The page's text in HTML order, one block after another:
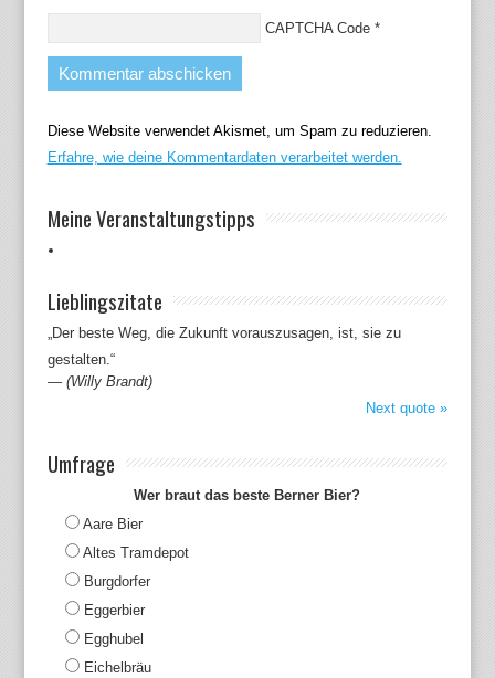
CAPTCHA Code*
Diese Website verwendet Akismet, um Spam zu reduzieren.
Erfahre, wie deine Kommentardaten verarbeitet werden.
Meine Veranstaltungstipps
Lieblingszitate
„Der beste Weg, die Zukunft vorauszusagen, ist, sie zu
gestalten.“
— (Willy Brandt)
Next quote »
Umfrage
Wer braut das beste Berner Bier?
Aare Bier
Altes Tramdepot
Burgdorfer
Eggerbier
Egghubel
Eichelbräu